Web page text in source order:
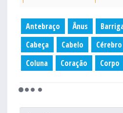
Antebraço Ânus
Cabeça
Cabelo Cérebro
Coluna
Coração Corpo